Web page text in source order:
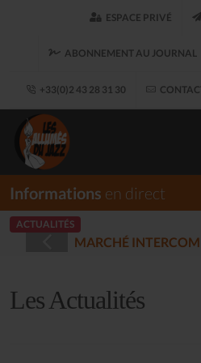
ESPACE PRIVÉ
ABONNEMENT AU JOURNAL
+33(0)2 43 28 31 30
Informations en direct
ACTUALITÉS
- PLOUARET(2025-12-17)
Les Actualités